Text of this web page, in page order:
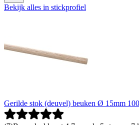
Bekijk alles in stickprofiel
Gerilde stok (deuvel) beuken Ø 15mm